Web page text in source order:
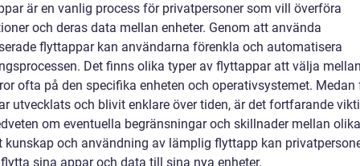
är en vanlig process för privatpersoner som vill överföra
och deras data mellan enheter. Genom att använda
flyttappar kan användarna förenkla och automatisera
Det finns olika typer av flyttappar att välja
ofta på den specifika enheten och operativsystemet. Medan
utvecklats och blivit enklare över tiden, är det fortfarande
om eventuella begränsningar och skillnader mellan
kunskap och användning av lämplig flyttapp kan
sina appar och data till sina nya enheter.